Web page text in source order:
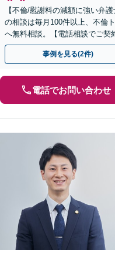
【不倫/慰謝料の減額に強い弁
の相談は毎月100件以上、不倫
へ無料相談。【電話相談でご契
事例を見る(2件)
電話でお問い合わせ